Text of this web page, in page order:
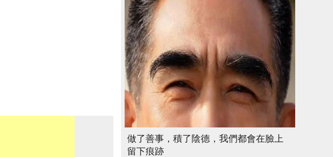
做了善事，積了陰德，我們都會在臉上
留下痕跡